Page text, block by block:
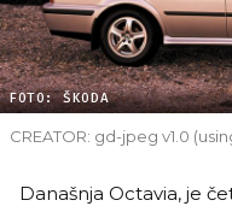
FOTO: ŠKODA
CREATOR: gd-jpeg v1.0
Današnja Octavia, je